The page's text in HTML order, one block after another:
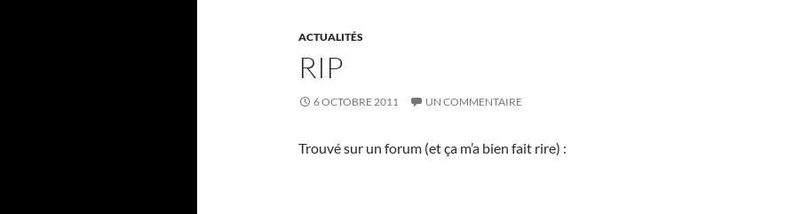
ACTUALITÉS
RIP
6 OCTOBRE 2011 UN COMMENTAIRE
Trouvé sur un forum (et ça m’a bien fait rire) :